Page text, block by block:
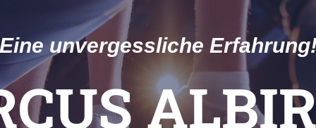
Eine unvergessliche